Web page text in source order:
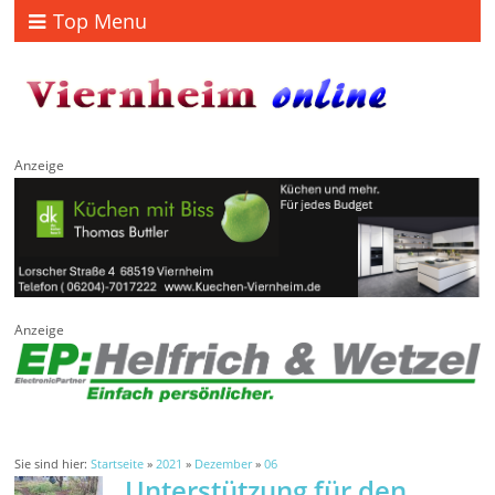
Top Menu
Anzeige
Anzeige
Sie sind hier:Startseite »2021 » Dezember»06